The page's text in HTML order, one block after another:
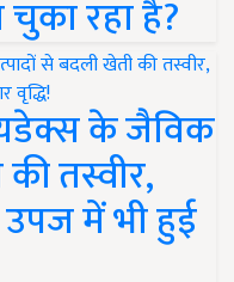
रहा है?
के जैविक
तस्वीर,
में भी हुई